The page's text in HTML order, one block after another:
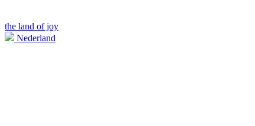
the land of joy
Nederland